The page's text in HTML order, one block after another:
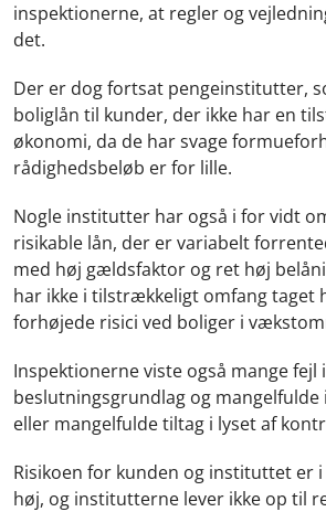
inspektionerne, at regler og
det.
Der er dog fortsat pengeinstitutter,
boliglån til kunder, der ikke har en
økonomi, da de har svage
rådighedsbeløb er for lille.
Nogle institutter har også i for vidt
risikable lån, der er variabelt
med høj gældsfaktor og ret høj
har ikke i tilstrækkeligt omfang taget
forhøjede risici ved boliger i
Inspektionerne viste også mange
beslutningsgrundlag og
eller mangelfulde tiltag i lyset af
Risikoen for kunden og instituttet er
høj, og institutterne lever ikke op til